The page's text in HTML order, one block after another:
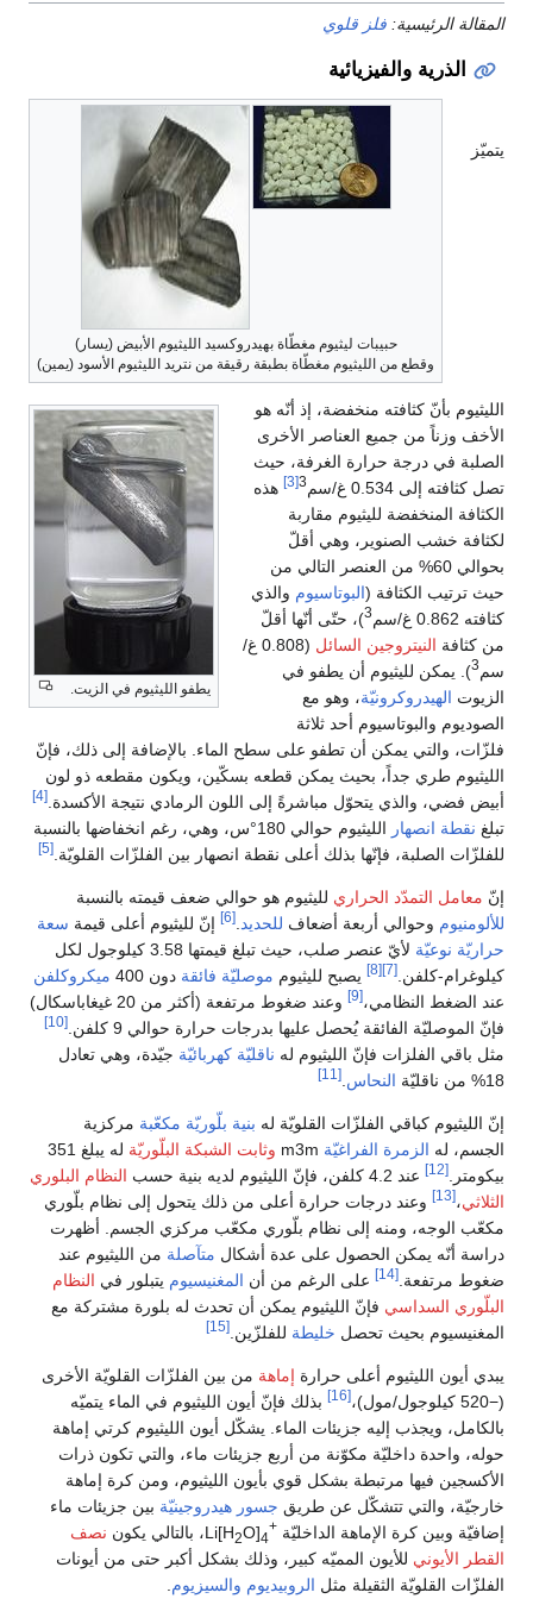
المقالة الرئيسية: فلز قلوي
الذرية والفيزيائية
حبيبات ليثيوم مغطّاة بهيدروكسيد الليثيوم الأبيض (يسار)
وقطع من الليثيوم مغطّاة بطبقة رقيقة من نتريد الليثيوم الأسود (يمين)
يطفو الليثيوم في الزيت.
يتميّز
الليثيوم بأنّ كثافته منخفضة، إذ أنّه هو
الأخف وزناً من جميع العناصر الأخرى
الصلبة في درجة حرارة الغرفة، حيث
تصل كثافته إلى 0.534 غ/سم
3
[3]
هذه
الكثافة المنخفضة لليثيوم مقاربة
لكثافة خشب الصنوير، وهي أقلّ
بحوالي 60% من العنصر التالي من
حيث ترتيب الكثافة (البوتاسيوم والذي
كثافته 0.862 غ/سم
3)، حتّى أنّها أقلّ
من كثافة النيتروجين السائل
(0.808 غ/
سم3). يمكن لليثيوم أن يطفو في
الزيوت الهيدروكرونيّة، وهو مع
الصوديوم والبوتاسيوم أحد ثلاثة
فلزّات، والتي يمكن أن تطفو على سطح الماء. بالإضافة إلى ذلك، فإنّ
الليثيوم طري جداً، بحيث يمكن قطعه بسكّين، ويكون مقطعه ذو لون
أبيض فضي، والذي يتحوّل مباشرةً إلى اللون الرمادي نتيجة الأكسدة.[4]
تبلغ نقطة انصهار
الليثيوم حوالي 180°س، وهي، رغم انخفاضها بالنسبة
للفلزّات الصلبة، فإنّها بذلك أعلى نقطة انصهار بين الفلزّات القلويّة.[5]
إنّ معامل التمدّد الحراري لليثيوم هو حوالي ضعف قيمته بالنسبة
للألومنيوم وحوالي أربعة أضعاف للحديد.
[6] إنّ لليثيوم أعلى قيمة سعة
حراريّة نوعيّة
لأيّ عنصر صلب، حيث تبلغ قيمتها 3.58 كيلوجول لكل
كيلوغرام-كلفن.[7]
[8] يصبح لليثيوم موصليّة فائقة دون 400
ميكروكلفن
عند الضغط النظامي،[9]
وعند ضغوط مرتفعة (أكثر من 20 غيغاباسكال)
فإنّ الموصليّة الفائقة يُحصل عليها بدرجات حرارة حوالي 9 كلفن.
[10]
مثل باقي الفلزات فإنّ الليثيوم له ناقليّة كهربائيّة جيّدة، وهي تعادل
18% من ناقليّة
النحاس.
[11]
إنّ الليثيوم كباقي الفلزّات القلويّة له بنية بلّوريّة مكعّبة مركزية
الجسم، له الزمرة الفراغيّة وثابت الشبكة البلّوريّة
له يبلغ 351
بيكومتر.[12] عند 4.2 كلفن، فإنّ الليثيوم لديه بنية حسب
النظام البلوري
الثلاثي،[13]
وعند درجات حرارة أعلى من ذلك يتحول إلى نظام بلّوري
مكعّب الوجه، ومنه إلى نظام بلّوري مكعّب مركزي الجسم. أظهرت
دراسة أنّه يمكن الحصول على عدة أشكال متآصلة من الليثيوم عند
ضغوط مرتفعة.[14] على الرغم من أن المغنيسيوم يتبلور في النظام
البلّوري السداسي فإنّ الليثيوم يمكن أن تحدث له بلورة مشتركة مع
المغنيسيوم بحيث تحصل خليطة للفلزّين.[15]
يبدي أيون الليثيوم أعلى حرارة إماهة من بين الفلزّات القلويّة الأخرى
(−520 كيلوجول/مول)،
[16]
بذلك فإنّ أيون الليثيوم في الماء يتميّه
بالكامل، ويجذب إليه جزيئات الماء. يشكّل أيون الليثيوم كرتي إماهة
حوله، واحدة داخليّة مكوّنة من أربع جزيئات ماء، والتي تكون ذرات
الأكسجين فيها مرتبطة بشكل قوي بأيون الليثيوم، ومن كرة إماهة
خارجيّة، والتي تتشكّل عن طريق جسور هيدروجينيّة بين جزيئات ماء
إضافيّة وبين كرة الإماهة الداخليّة +
Li[H2O]4 ، بالتالي يكون نصف
القطر الأيوني للأيون المميّه كبير، وذلك بشكل أكبر حتى من أيونات
الفلزّات القلويّة الثقيلة مثل الروبيديوم والسيزيوم.